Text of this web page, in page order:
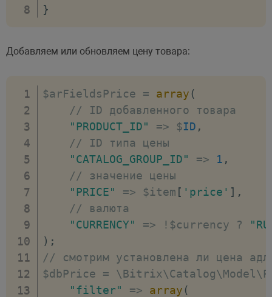
}
Добавляем или обновляем цену товара:
$arFieldsPrice = array (
// ID добавленного товара
"PRODUCT_ID"
=> $ID ,
"CATALOG_GROUP_ID"
=> 1 ,
"PRICE"
=> $item [ 'price' ] ,
"CURRENCY"
=> ! $currency ?
) ;
// смотрим установлена ли цена
$dbPrice =
"filter"
=> array (